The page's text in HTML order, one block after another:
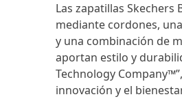
Las zapatillas
mediante cordones,
y una combinación de
aportan estilo y
Technology
innovación y el